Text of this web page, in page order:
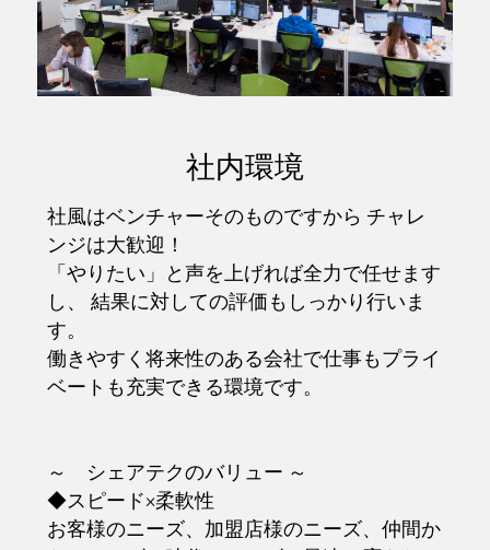
社内環境
社風はベンチャーそのものですから チャレ
ンジは大歓迎！
「やりたい」と声を上げれば全力で任せます
し、 結果に対しての評価もしっかり行いま
す。
働きやすく将来性のある会社で仕事もプライ
ベートも充実できる環境です。
～ シェアテクのバリュー ～
◆スピード×柔軟性
お客様のニーズ、加盟店様のニーズ、仲間か